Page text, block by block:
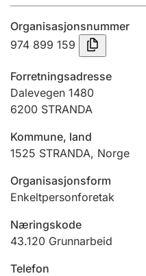
Innsending og
Tinglysing
Jeger
Ektepaktveileder
Offentlig sektor
Organisasjonsnummer
974 899 159
Forretningsadresse
Dalevegen 1480
6200 STRANDA
Kommune, land
1525 STRANDA, Norge
Organisasjonsform
Enkeltpersonforetak
Næringskode
43.120 Grunnarbeid
Telefon